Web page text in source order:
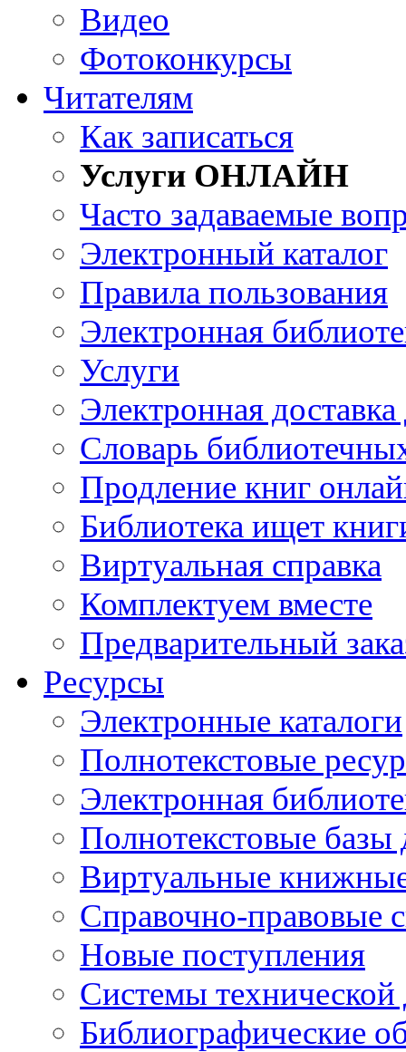
Видео
Фотоконкурсы
Читателям
Как записаться
Услуги ОНЛАЙН
Часто задаваемые
Электронный каталог
Правила пользования
Электронная
Услуги
Электронная
Словарь
Продление книг
Библиотека ищет
Виртуальная справка
Комплектуем вместе
Предварительный
Ресурсы
Электронные каталоги
Полнотекстовые
Электронная
Полнотекстовые
Виртуальные
Справочно-правовые
Новые поступления
Cистемы
Библиографические